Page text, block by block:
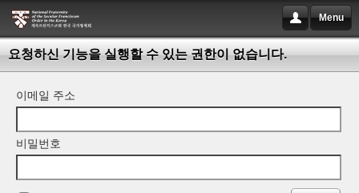
Menu
요청하신 기능을 실행할 수 있는 권한이 없습니다.
이메일 주소
비밀번호